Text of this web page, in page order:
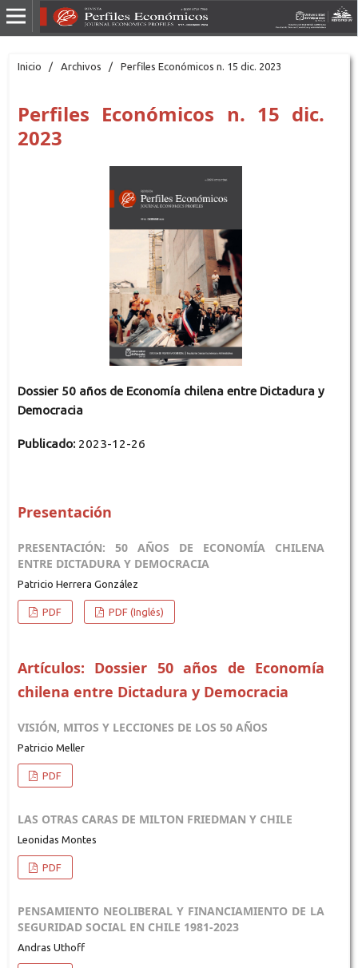
Inicio / Archivos / Perfiles Económicos n. 15 dic. 2023
Perfiles Económicos n. 15 dic.
2023
Dossier 50 años de Economía chilena entre Dictadura y
Democracia
Publicado: 2023-12-26
Presentación
PRESENTACIÓN: 50 AÑOS DE ECONOMÍA CHILENA
ENTRE DICTADURA Y DEMOCRACIA
Patricio Herrera González
PDF PDF (Inglés)
Artículos: Dossier 50 años de Economía
chilena entre Dictadura y Democracia
VISIÓN, MITOS Y LECCIONES DE LOS 50 AÑOS
Patricio Meller
PDF
LAS OTRAS CARAS DE MILTON FRIEDMAN Y CHILE
Leonidas Montes
PDF
PENSAMIENTO NEOLIBERAL Y FINANCIAMIENTO DE LA
SEGURIDAD SOCIAL EN CHILE 1981-2023
Andras Uthoff